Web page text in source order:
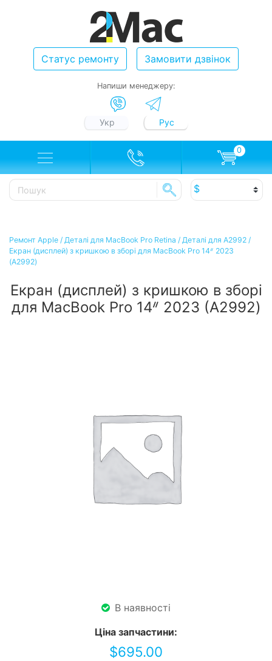
Статус ремонту Замовити дзвінок
Напиши менеджеру:
Укр Рус
0
Ремонт Apple / Деталі для MacBook Pro Retina / Деталі для А2992 /
Екран (дисплей) з кришкою в зборі для MacBook Pro 14ᐥ 2023
(A2992)
Екран (дисплей) з кришкою в зборі
для MacBook Pro 14ᐥ 2023 (A2992)
В наявності
Ціна запчастини:
$695.00